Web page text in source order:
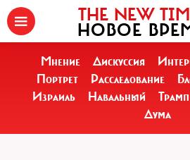
THE NEW
НОВОЕ
Мнение Дискуссия
Портрет
Расследование
Израиль
Навальный Трамп
Дума